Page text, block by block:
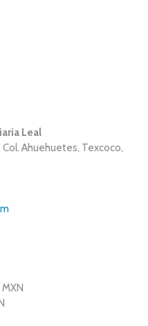
Leal
Ahuehuetes, Texcoco,